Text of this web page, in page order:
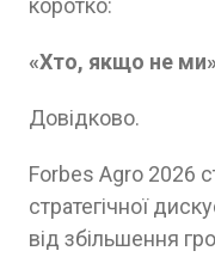
коротко:
«Хто, якщо не
Довідково.
Forbes Agro 2026
стратегічної
від збільшення